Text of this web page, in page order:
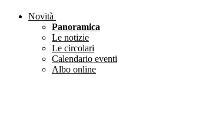
Novità
Panoramica
Le notizie
Le circolari
Calendario eventi
Albo online